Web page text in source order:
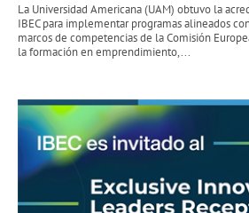
La Universidad Americana (UAM) obtuvo la
IBEC para implementar programas alineados
marcos de competencias de la Comisión
la formación en emprendimiento,...